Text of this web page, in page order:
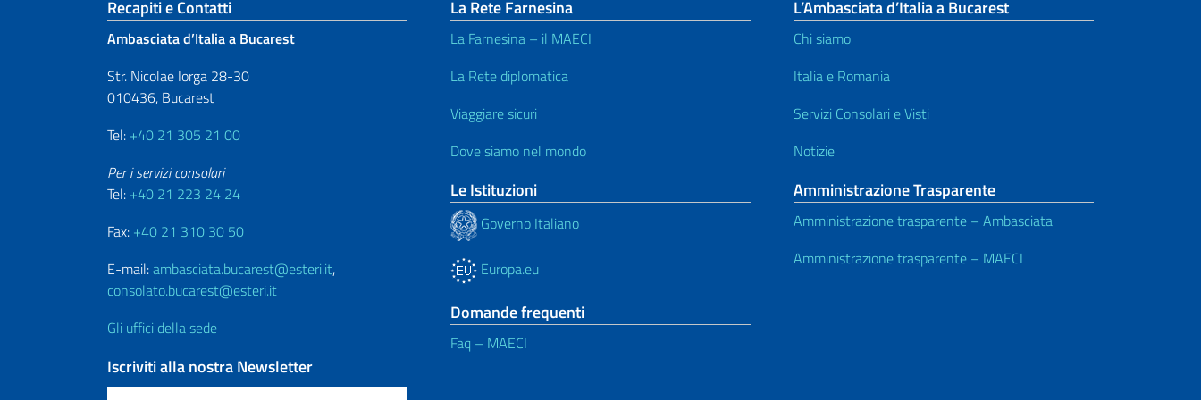
Recapiti e Contatti
Ambasciata d’Italia a Bucarest
Str. Nicolae Iorga 28-30
010436, Bucarest
Tel: +40 21 305 21 00
Per i servizi consolari
Tel: +40 21 223 24 24
Fax: +40 21 310 30 50
E-mail:ambasciata.bucarest@esteri.it,
consolato.bucarest@esteri.it
Gli uffici della sede
Iscriviti alla nostra Newsletter
La Rete Farnesina
La Farnesina – il MAECI
La Rete diplomatica
Viaggiare sicuri
Dove siamo nel mondo
Le Istituzioni
Governo Italiano
Europa.eu
Domande frequenti
Faq – MAECI
L’Ambasciata d’Italia a Bucarest
Chi siamo
Italia e Romania
Servizi Consolari e Visti
Notizie
Amministrazione Trasparente
Amministrazione trasparente – Ambasciata
Amministrazione trasparente – MAECI